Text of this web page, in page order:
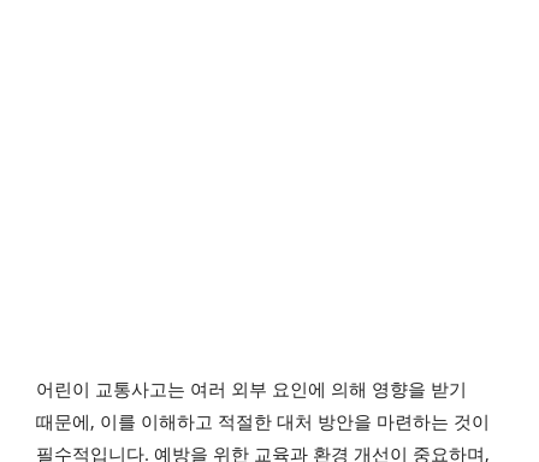
어린이 교통사고는 여러 외부 요인에 의해 영향을 받기
때문에, 이를 이해하고 적절한 대처 방안을 마련하는 것이
필수적입니다. 예방을 위한 교육과 환경 개선이 중요하며,